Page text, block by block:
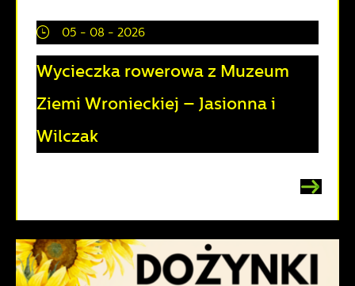
05 - 08 - 2026
Wycieczka rowerowa z Muzeum
Ziemi Wronieckiej – Jasionna i
Wilczak